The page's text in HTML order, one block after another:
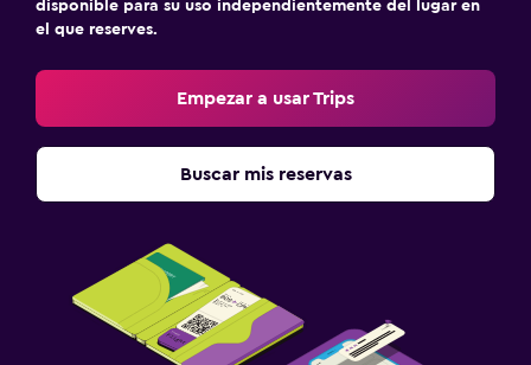
disponible para su uso independientemente del lugar en
el que reserves.
Empezar a usar Trips
Buscar mis reservas